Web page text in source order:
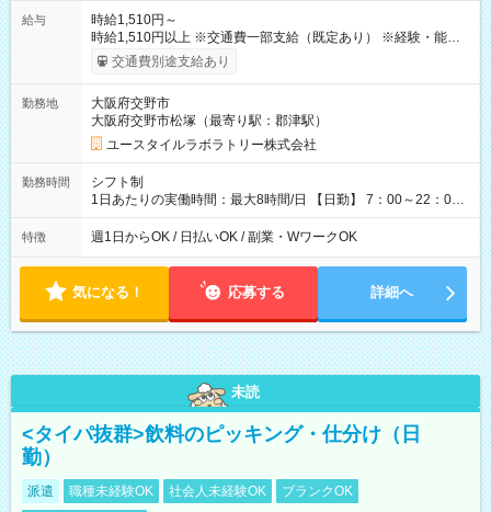
給与
時給1,510円～
時給1,510円以上 ※交通費一部支給（既定あり） ※経験・能力を
考慮して決定します 【収入例】 週1回勤務の場合：1,510円×8時
間×4回=4万8,320円 週3回勤務の場合：1,510円×8時間×12回
1,600円 【試用期間】試用期間あり 試用期間の長さ：2ヶ月
※ 雇用形態と給与に、本採用時と異なる部分があります。 雇用
形態：本採用時と同じです。 給与：時給 1,180円以上
交通費別途支給あり
勤務地
大阪府交野市
大阪府交野市松塚（最寄り駅：郡津駅）
ユースタイルラボラトリー株式会社
勤務時間
シフト制
1日あたりの実働時間：最大8時間/日 【日勤】 7：00～22：00
の間で4～8時間勤務（休憩時間は法定通り） ※週1日～OK ／ 1
日4時間から勤務OK ／ 夜勤なし ＊＊ 勤務時間例 ＊＊ ■7時
変動 ※曜日固定（毎週同じ曜日勤務）
特徴 週1日からOK / 日払いOK / 副業・WワークOK
気になる！ 応募する 詳細へ
未読
<タイパ抜群>飲料のピッキング・仕分け（日
勤）
派遣 職種未経験OK 社会人未経験OK
ブランクOK